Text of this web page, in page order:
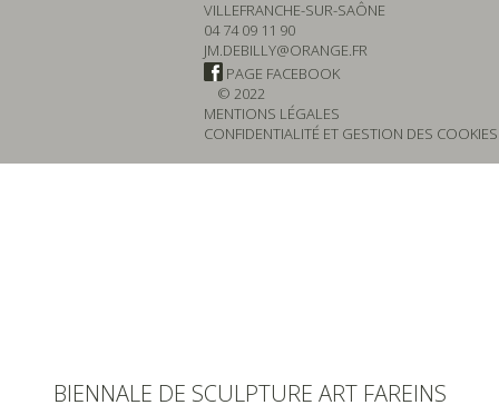
VILLEFRANCHE-SUR-SAÔNE
04 74 09 11 90
JM.DEBILLY@ORANGE.FR
PAGE FACEBOOK
© 2022
MENTIONS LÉGALES
CONFIDENTIALITÉ ET GESTION DES COOKIES
BIENNALE DE SCULPTURE ART FAREINS